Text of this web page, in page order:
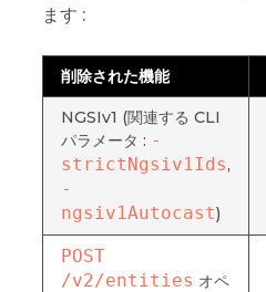
ます :
削除された機能
NGSIv1 (関連する CLI
パラメータ : -
strictNgsiv1Ids,
-
ngsiv1Autocast)
POST
/v2/entities オペ